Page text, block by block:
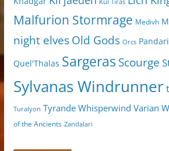
Malfurion Stormrage Medivh
night elves Old Gods Orcs
Quel'Thalas Sargeras Scourge
Sylvanas Windrunner
Turalyon Tyrande Whisperwind Varian
of the Ancients Zandalari